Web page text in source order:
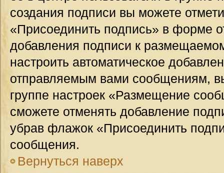
создания подписи вы можете
«Присоединить подпись» в форме
добавления подписи к
настроить автоматическое
отправляемым вами сообщениям,
группе настроек «Размещение
сможете отменять добавление
убрав флажок «Присоединить
сообщения.
Вернуться наверх